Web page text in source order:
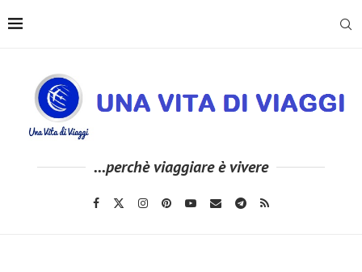
...perchè viaggiare è vivere